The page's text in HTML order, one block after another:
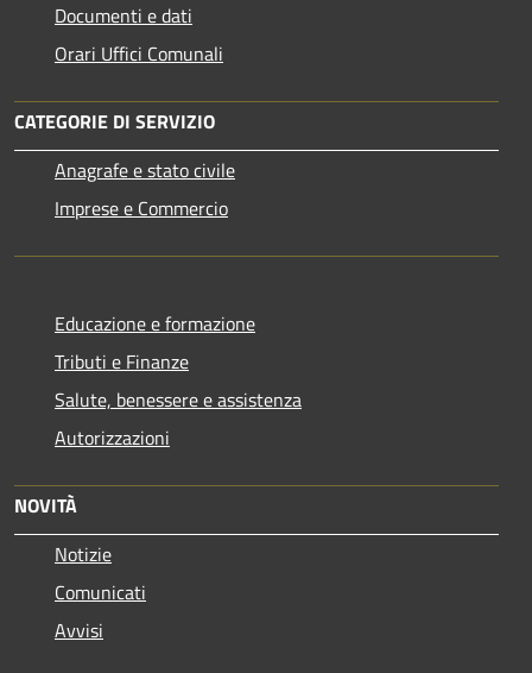
Documenti e dati
Orari Uffici Comunali
CATEGORIE DI SERVIZIO
Anagrafe e stato civile
Imprese e Commercio
Educazione e formazione
Tributi e Finanze
Salute, benessere e assistenza
Autorizzazioni
NOVITÀ
Notizie
Comunicati
Avvisi